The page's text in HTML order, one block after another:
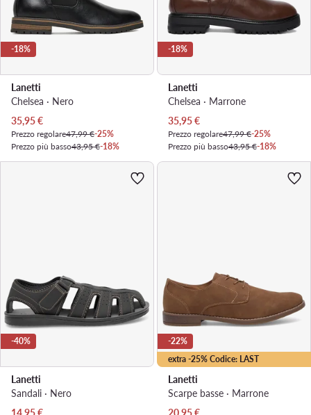
-18%
Lanetti
Chelsea · Nero
Prezzo attuale
35,95€
Prezzo regolare47,99 €-25%
Prezzo più basso43,95 €-18%
-18%
Lanetti
Chelsea · Marrone
Prezzo attuale
35,95€
Prezzo regolare47,99 €-25%
Prezzo più basso43,95 €-18%
-40%
Lanetti
Sandali · Nero
Prezzo attuale
14,95€
extra -25% Codice: LAST
-22%
Lanetti
Scarpe basse · Marrone
Prezzo attuale
20,95€